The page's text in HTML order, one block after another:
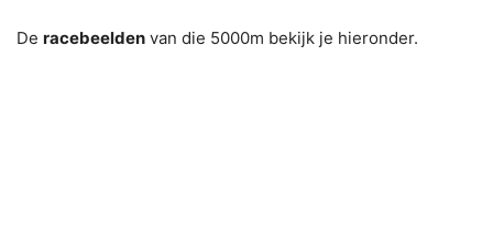
De racebeelden van die 5000m bekijk je hieronder.